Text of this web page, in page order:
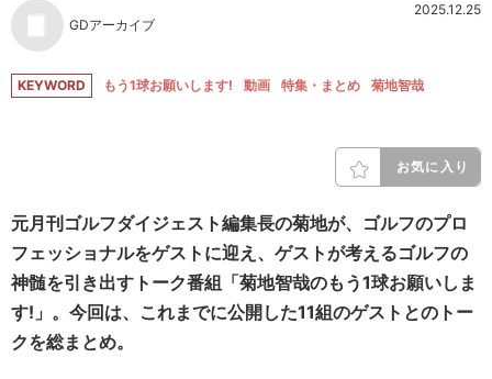
GDアーカイブ
2025.12.25
KEYWORD もう1球お願いします! 動画 特集・まとめ 菊地智哉
お気に入り
元月刊ゴルフダイジェスト編集長の菊地が、ゴルフのプロ
フェッショナルをゲストに迎え、ゲストが考えるゴルフの
神髄を引き出すトーク番組「菊地智哉のもう1球お願いしま
す!」。今回は、これまでに公開した11組のゲストとのトー
クを総まとめ。